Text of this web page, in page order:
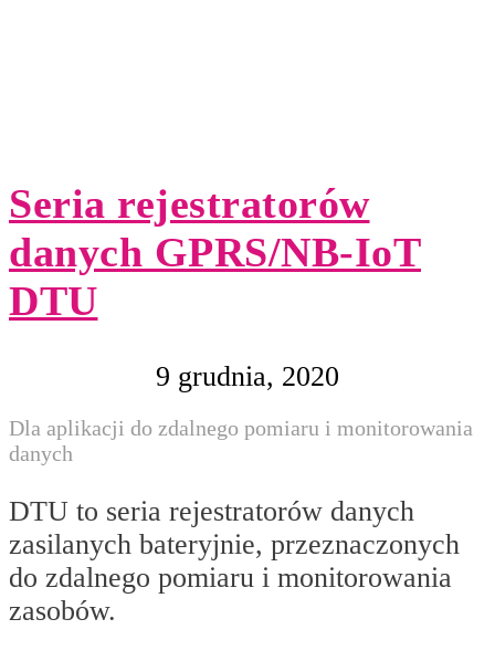
Seria rejestratorów
danych GPRS/NB-IoT
DTU
9 grudnia, 2020
Dla aplikacji do zdalnego pomiaru i monitorowania
danych
DTU to seria rejestratorów danych
zasilanych bateryjnie, przeznaczonych
do zdalnego pomiaru i monitorowania
zasobów.